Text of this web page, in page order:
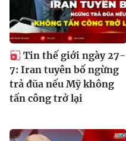
Tin thế giới ngày 27-
7: Iran tuyên bố ngừng
trả đũa nếu Mỹ không
tấn công trở lại